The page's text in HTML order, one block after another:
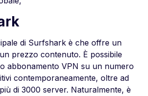
di Surfshark è che offre un
prezzo contenuto. È possibile
abbonamento VPN su un numero
contemporaneamente, oltre ad
di 3000 server. Naturalmente, è